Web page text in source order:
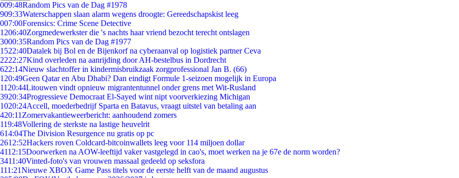
009:48Random Pics van de Dag #1978
909:33Waterschappen slaan alarm wegens droogte: Gereedschapskist leeg
007:00Forensics: Crime Scene Detective
1206:40Zorgmedewerkster die 's nachts haar vriend bezocht terecht ontslagen
3000:35Random Pics van de Dag #1977
1522:40Datalek bij Bol en de Bijenkorf na cyberaanval op logistiek partner Ceva
2222:27Kind overleden na aanrijding door AH-bestelbus in Dordrecht
622:14Nieuw slachtoffer in kindermisbruikzaak zorgprofessional Jan B. (66)
1 20:49Geen Qatar en Abu Dhabi? Dan eindigt Formule 1-seizoen mogelijk in Europa
11 20:44Litouwen vindt opnieuw migrantentunnel onder grens met Wit-Rusland
3920:34Progressieve Democraat El-Sayed wint nipt voorverkiezing Michigan
1020:24Accell, moederbedrijf Sparta en Batavus, vraagt uitstel van betaling aan
420:11 Zomervakantieweerbericht: aanhoudend zomers
119:48Vollering de sterkste na lastige heuvelrit
614:04The Division Resurgence nu gratis op pc
2612:52Hackers roven Coldcard-bitcoinwallets leeg voor 114 miljoen dollar
4112:15Doorwerken na AOW-leeftijd vaker vastgelegd in cao's, moet werken na je 67e de norm worden?
3411:40Vinted-foto's van vrouwen massaal gedeeld op seksfora
111:21Nieuwe XBOX Game Pass titels voor de eerste helft van de maand augustus